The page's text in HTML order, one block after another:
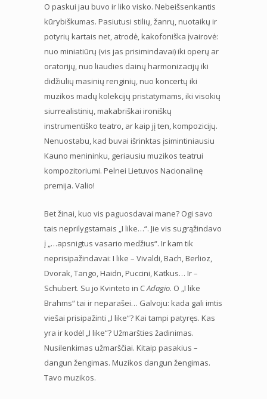
O paskui jau buvo ir liko visko. Nebeišsenkantis
kūrybiškumas. Pasiutusi stilių, žanrų, nuotaikų ir
potyrių kartais net, atrodė, kakofoniška įvairovė:
nuo miniatiūrų (vis jas prisimindavai) iki operų ar
oratorijų, nuo liaudies dainų harmonizacijų iki
didžiulių masinių renginių, nuo koncertų iki
muzikos madų kolekcijų pristatymams, iki visokių
siurrealistinių, makabriškai ironiškų
instrumentiško teatro, ar kaip jį ten, kompozicijų.
Nenuostabu, kad buvai išrinktas įsimintiniausiu
Kauno menininku, geriausiu muzikos teatrui
kompozitoriumi. Pelnei Lietuvos Nacionalinę
premija. Valio!
Bet žinai, kuo vis paguosdavai mane? Ogi savo
tais neprilygstamais „I like…“. Jie vis sugrąžindavo
į „…apsnigtus vasario medžius“. Ir kam tik
neprisipažindavai: I like – Vivaldi, Bach, Berlioz,
Dvorak, Tango, Haidn, Puccini, Katkus… Ir –
Schubert. Su jo Kvinteto in CAdagio. O „I like
Brahms“ tai ir neparašei… Galvoju: kada gali imtis
viešai prisipažinti „I like“? Kai tampi patyręs. Kas
yra ir kodėl „I like“? Užmaršties žadinimas.
Nusilenkimas užmarščiai. Kitaip pasakius –
dangun žengimas. Muzikos dangun žengimas.
Tavo muzikos.